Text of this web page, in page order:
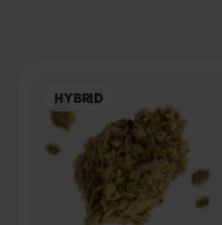
HYBRID